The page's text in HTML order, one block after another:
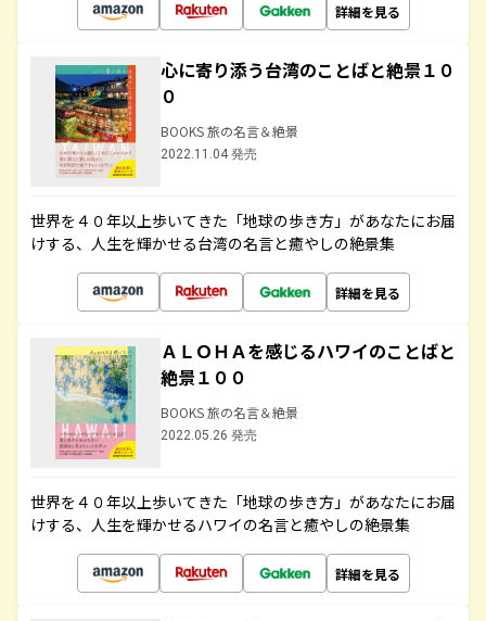
詳細を見る
心に寄り添う台湾のことばと絶景１０
０
BOOKS 旅の名言＆絶景
2022.11.04 発売
世界を４０年以上歩いてきた「地球の歩き方」があなたにお届
けする、人生を輝かせる台湾の名言と癒やしの絶景集
詳細を見る
ＡＬＯＨＡを感じるハワイのことばと
絶景１００
BOOKS 旅の名言＆絶景
2022.05.26 発売
世界を４０年以上歩いてきた「地球の歩き方」があなたにお届
けする、人生を輝かせるハワイの名言と癒やしの絶景集
詳細を見る